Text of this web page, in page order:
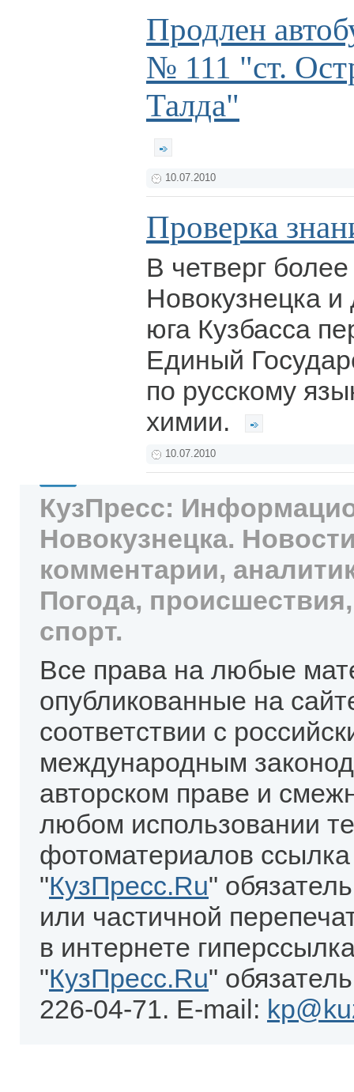
Продлен
№ 111 "ст.
Талда"
10.07.2010
Проверка
В четверг
Новокузнецка и
юга Кузбасса
Единый
по русскому
химии.
10.07.2010
КузПресс:
Новокузнецка.
комментарии,
Погода,
спорт.
Все права на любые
опубликованные на
соответствии с
международным
авторском праве и
любом использовании
фотоматериалов
"КузПресс.Ru"
или частичной
в интернете
"КузПресс.Ru"
226-04-71. E-mail: